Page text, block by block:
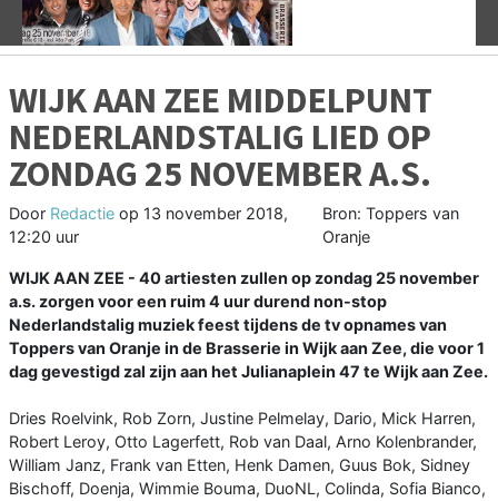
Vorige
WIJK AAN ZEE MIDDELPUNT
NEDERLANDSTALIG LIED OP
ZONDAG 25 NOVEMBER A.S.
Door Redactie op 13 november 2018,
12:20 uur
Bron: Toppers van
Oranje
WIJK AAN ZEE - 40 artiesten zullen op zondag 25 november
a.s. zorgen voor een ruim 4 uur durend non-stop
Nederlandstalig muziek feest tijdens de tv opnames van
Toppers van Oranje in de Brasserie in Wijk aan Zee, die voor 1
dag gevestigd zal zijn aan het Julianaplein 47 te Wijk aan Zee.
Dries Roelvink, Rob Zorn, Justine Pelmelay, Dario, Mick Harren,
Robert Leroy, Otto Lagerfett, Rob van Daal, Arno Kolenbrander,
William Janz, Frank van Etten, Henk Damen, Guus Bok, Sidney
Bischoff, Doenja, Wimmie Bouma, DuoNL, Colinda, Sofia Bianco,